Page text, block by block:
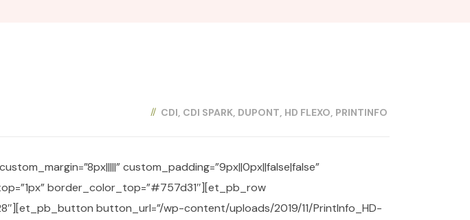
CDI CDI SPARK DUPONT HD FLEXO PRINTINFO
custom_padding=”9px||0px||false|false”
border_color_top=”#757d31″][et_pb_row
button_url=”/wp-content/uploads/2019/11/PrintInfo_HD-